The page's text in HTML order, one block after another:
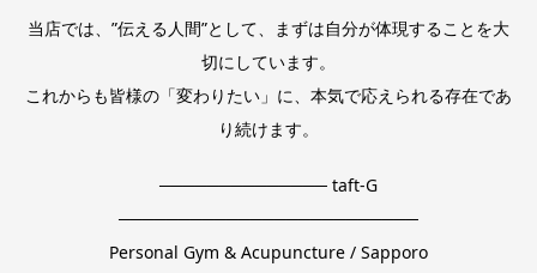
当店では、”伝える人間”として、まずは自分が体現することを大
切にしています。
これからも皆様の「変わりたい」に、本気で応えられる存在であ
り続けます。
────────────── taft-G
─────────────────────────
Personal Gym & Acupuncture / Sapporo